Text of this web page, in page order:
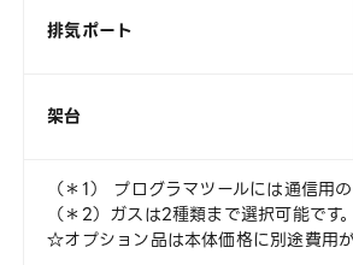
排気ポート
架台
（＊1） プログラマツールには通信用
（＊2）ガスは2種類まで選択可能です。
☆オプション品は本体価格に別途費用が